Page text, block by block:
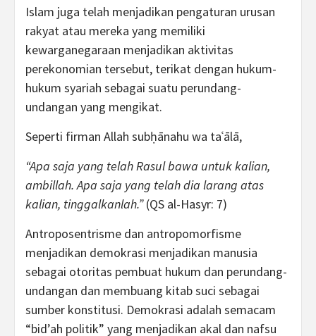
Islam juga telah menjadikan pengaturan urusan
rakyat atau mereka yang memiliki
kewarganegaraan menjadikan aktivitas
perekonomian tersebut, terikat dengan hukum-
hukum syariah sebagai suatu perundang-
undangan yang mengikat.
Seperti firman Allah subḥānahu wa taʿālā,
“Apa saja yang telah Rasul bawa untuk kalian,
ambillah. Apa saja yang telah dia larang atas
kalian, tinggalkanlah.”(QS al-Hasyr: 7)
Antroposentrisme dan antropomorfisme
menjadikan demokrasi menjadikan manusia
sebagai otoritas pembuat hukum dan perundang-
undangan dan membuang kitab suci sebagai
sumber konstitusi. Demokrasi adalah semacam
“bid’ah politik” yang menjadikan akal dan nafsu